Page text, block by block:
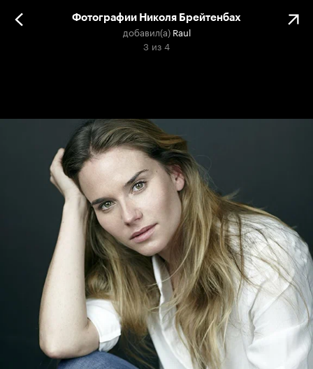
Фотографии Николя Брейтенбах
добавил(а) Raul
3 из 4